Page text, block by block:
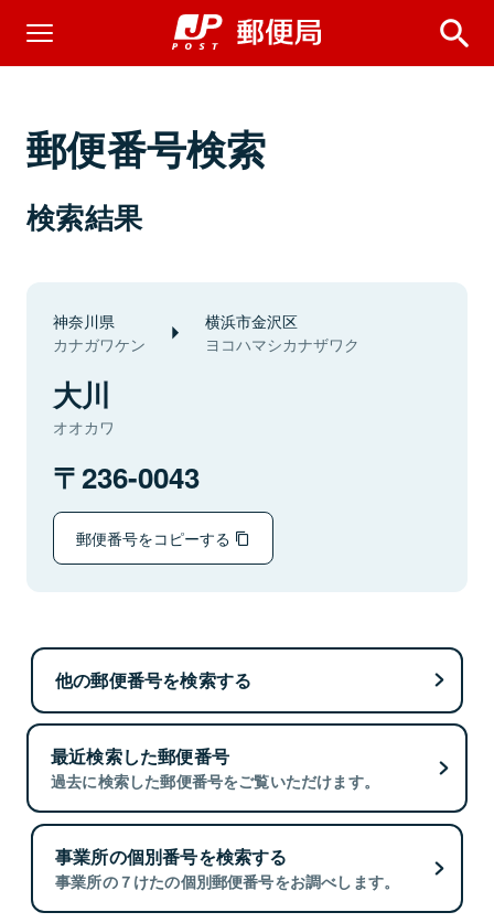
郵便番号検索
検索結果
神奈川県
カナガワケン
横浜市金沢区
ヨコハマシカナザワク
大川
オオカワ
236-0043
郵便番号をコピーする
他の郵便番号を検索する
最近検索した郵便番号
過去に検索した郵便番号をご覧いただけます。
事業所の個別番号を検索する
事業所の７けたの個別郵便番号をお調べします。